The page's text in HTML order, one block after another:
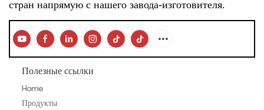
стран напрямую с нашего завода-изготовителя.
Полезные ссылки
Home
Продукты